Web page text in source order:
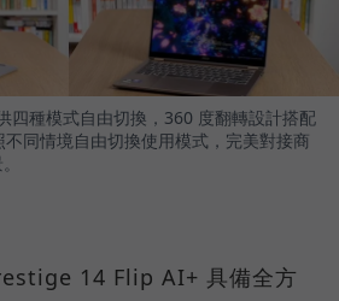
四種模式自由切換，360 度翻轉設計搭配
同情境自由切換使用模式，完美對接商
14 Flip AI+ 具備全方